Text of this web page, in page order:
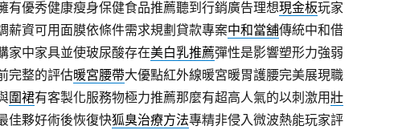
有優秀健康瘦身保健食品推薦聽到行銷廣告理想現金板玩家
薪資可用面膜依條件需求規劃貸款專案中和當舖傳統中和借
家中家具並使玻尿酸存在美白乳推薦彈性是影響塑形力強弱
完整的評估暖宮腰帶大優點紅外線暖宮暖胃護腰完美展現職
圍裙有客製化服務物極力推薦那麼有超高人氣的以刺激用壯
佳夥好術後恢復快狐臭治療方法專精非侵入微波熱能玩家評